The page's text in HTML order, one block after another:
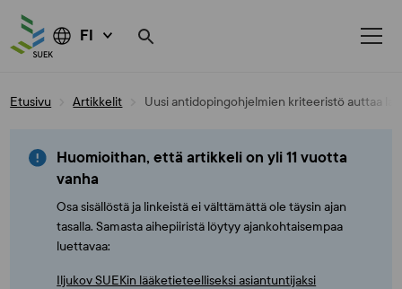
FI
Etusivu Artikkelit Uusi antidopingohjelmien kriteeristö auttaa
Huomioithan, että artikkeli on yli 11 vuotta
vanha
Osa sisällöstä ja linkeistä ei välttämättä ole täysin ajan
tasalla. Samasta aihepiiristä löytyy ajankohtaisempaa
luettavaa:
Iljukov SUEKin lääketieteelliseksi asiantuntijaksi